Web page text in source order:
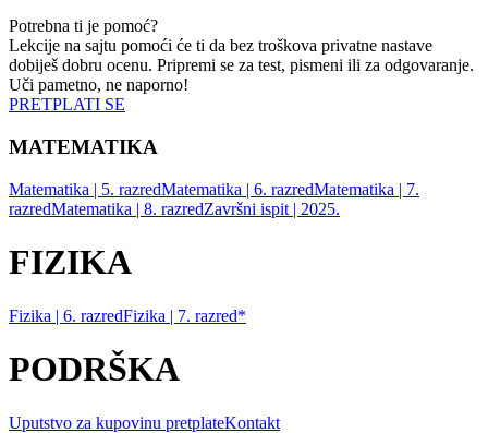
Potrebna ti je pomoć?
Lekcije na sajtu pomoći će ti da bez troškova privatne nastave
dobiješ dobru ocenu. Pripremi se za test, pismeni ili za odgovaranje.
Uči pametno, ne naporno!
PRETPLATI SE
MATEMATIKA
Matematika | 5. razredMatematika | 6. razredMatematika | 7.
razredMatematika | 8. razredZavršni ispit | 2025.
FIZIKA
Fizika | 6. razredFizika | 7. razred*
PODRŠKA
Uputstvo za kupovinu pretplateKontakt